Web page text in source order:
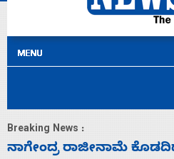
Breaking News :
ಸಚಿವ ಸಂಪುಟ ವಿಸ್ತರಣೆ